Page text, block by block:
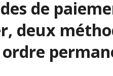
de
deux